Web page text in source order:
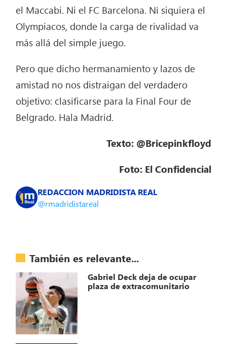
el Maccabi. Ni el FC Barcelona. Ni siquiera el
Olympiacos, donde la carga de rivalidad va
más allá del simple juego.
Pero que dicho hermanamiento y lazos de
amistad no nos distraigan del verdadero
objetivo: clasificarse para la Final Four de
Belgrado. Hala Madrid.
Texto: @Bricepinkfloyd
Foto: El Confidencial
REDACCION MADRIDISTA REAL
@rmadridistareal
También es relevante...
Gabriel Deck deja de ocupar
plaza de extracomunitario